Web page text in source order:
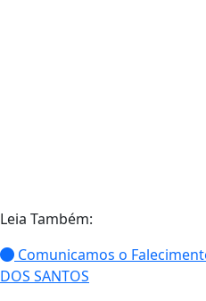
Leia Também:
Comunicamos o
DOS SANTOS